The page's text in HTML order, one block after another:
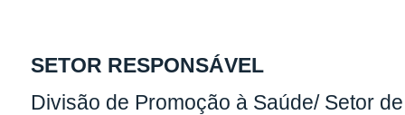
SETOR RESPONSÁVEL
Divisão de Promoção à Saúde/ Setor